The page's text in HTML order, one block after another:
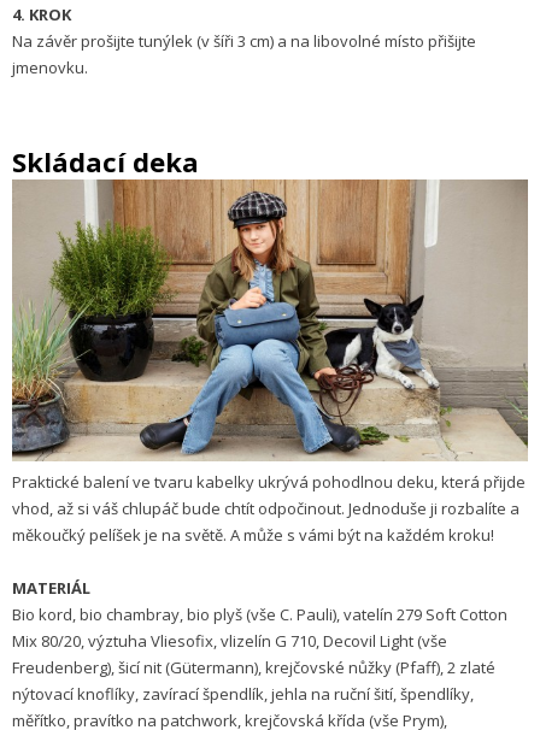
4. KROK
Na závěr prošijte tunýlek (v šíři 3 cm) a na libovolné místo přišijte
jmenovku.
Skládací deka
Praktické balení ve tvaru kabelky ukrývá pohodlnou deku, která přijde
vhod, až si váš chlupáč bude chtít odpočinout. Jednoduše ji rozbalíte a
měkoučký pelíšek je na světě. A může s vámi být na každém kroku!
MATERIÁL
Bio kord, bio chambray, bio plyš (vše C. Pauli), vatelín 279 Soft Cotton
Mix 80/20, výztuha Vliesofix, vlizelín G 710, Decovil Light (vše
Freudenberg), šicí nit (Gütermann), krejčovské nůžky (Pfaff), 2 zlaté
nýtovací knoflíky, zavírací špendlík, jehla na ruční šití, špendlíky,
měřítko, pravítko na patchwork, krejčovská křída (vše Prym),